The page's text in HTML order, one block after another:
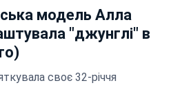
модель Алла
"джунглі" в
своє 32-річчя